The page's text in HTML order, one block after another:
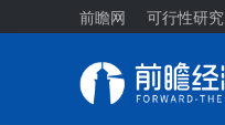
前瞻网 可行性研究